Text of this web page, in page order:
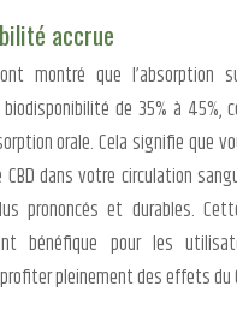
accrue
montré que l’absorption
de 35% à 45%,
orale. Cela signifie que
dans votre circulation
prononcés et durables.
bénéfique pour les
pleinement des effets du